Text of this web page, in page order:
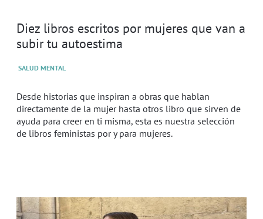
Diez libros escritos por mujeres que van a
subir tu autoestima
SALUD MENTAL
Desde historias que inspiran a obras que hablan
directamente de la mujer hasta otros libro que sirven de
ayuda para creer en ti misma, esta es nuestra selección
de libros feministas por y para mujeres.